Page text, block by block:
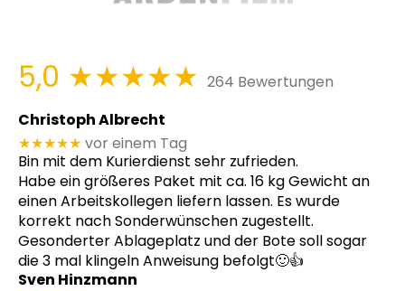
5,0 ★★★★★ 264 Bewertungen
Christoph Albrecht
★★★★★ vor einem Tag
Bin mit dem Kurierdienst sehr zufrieden.
Habe ein größeres Paket mit ca. 16 kg Gewicht an
einen Arbeitskollegen liefern lassen. Es wurde
korrekt nach Sonderwünschen zugestellt.
Gesonderter Ablageplatz und der Bote soll sogar
die 3 mal klingeln Anweisung befolgt🙂👍
Sven Hinzmann